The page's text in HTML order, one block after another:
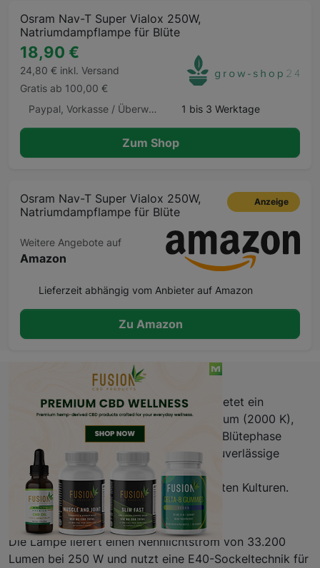
Osram Nav-T Super Vialox 250W,
Natriumdampflampe für Blüte
18,90 €
24,80 € inkl. Versand
Gratis ab 100,00 €
Paypal, Vorkasse / Überweisung, Kauf auf Rechnung, Klarna Sofortüberweisung, Kreditkarte, Amazon Pay, Barzahlung Barzahlen.de
1 bis 3 Werktage
Zum Shop
Osram Nav-T Super Vialox 250W,
Natriumdampflampe für Blüte
Anzeige
Weitere Angebote auf
Amazon
Lieferzeit abhängig vom Anbieter auf Amazon
Zu Amazon
Beschreibung
Die Osram Nav-T Super Vialox 250W bietet ein
warmes, intensiv gelb-rotes Lichtspektrum (2000 K),
das speziell auf die Anforderungen der Blütephase
ausgelegt ist. Hohe Lichtleistung und zuverlässige
Lichtqualität sorgen für eine optimale
Pflanzenentwicklung in ertragsorientierten Kulturen.
Eigenschaften
Die Lampe liefert einen Nennlichtstrom von 33.200
Lumen bei 250 W und nutzt eine E40-Sockeltechnik für